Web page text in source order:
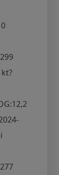
kt?